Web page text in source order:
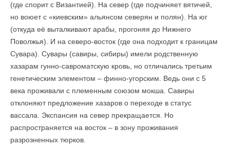
(где спорит с Византией). На север (где подчиняет вятичей,
но воюет с «киевским» альянсом северян и полян). На юг
(откуда её выталкивают арабы, прогоняя до Нижнего
Поволжья). И на северо-восток (где она подходит к границам
Сувара). Сувары (савиры, сибиры) имели родственную
хазарам гунно-савроматскую кровь, но отличались третьим
генетическим элементом – финно-угорским. Ведь они с 5
века проживали с племенным союзом мокша. Савиры
отклоняют предложение хазаров о переходе в статус
вассала. Экспансия на север прекращается. Но
распространяется на восток – в зону проживания
разрозненных тюрков.